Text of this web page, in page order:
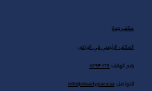
مكتب جدة
المكتب الرئيسي في الرياض
رقم الهاتف: ٠١١٢٩٣٠٢٢٤
للتواصل: info@steadypace.sa